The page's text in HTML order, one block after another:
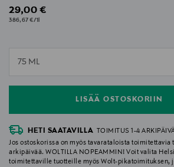
Original Price
29,00 €
386,67 €/1l
75 ML
LISÄÄ OSTOSKORIIN
null
HETI SAATAVILLA
TOIMITUS 1-4
Jos ostoskorissa on myös tavarataloista
arkipäivää. WOLTILLA NOPEAMMIN! Voit valita
toimitettaville tuotteille myös Wolt-pikatoimituksen,